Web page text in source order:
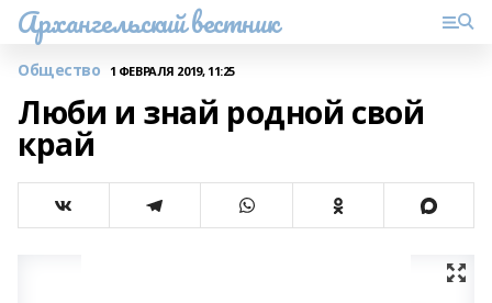
Архангельский вестник
Общество 1 ФЕВРАЛЯ 2019, 11:25
Люби и знай родной свой
край